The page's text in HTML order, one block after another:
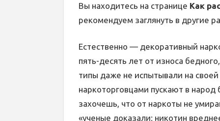
Вы находитесь на странице Как
рекомендуем заглянуть в другие
Естественно — декоративный
пять-десять лет от износа
типы даже не испытывали на
наркоторговцами пускают в народ
захочешь, что от наркоты не
«ученые доказали: никотин